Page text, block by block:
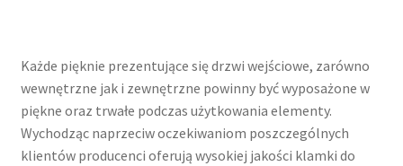
Każde pięknie prezentujące się drzwi wejściowe, zarówno
wewnętrzne jak i zewnętrzne powinny być wyposażone w
piękne oraz trwałe podczas użytkowania elementy.
Wychodząc naprzeciw oczekiwaniom poszczególnych
klientów producenci oferują wysokiej jakości klamki do